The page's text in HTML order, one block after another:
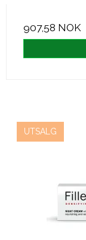
907,58 NOK
UTSALG